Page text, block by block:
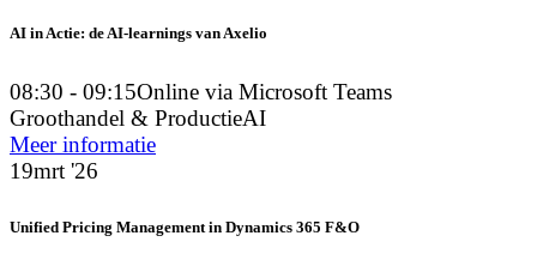
AI in Actie: de AI-learnings van Axelio
08:30 - 09:15Online via Microsoft Teams
Groothandel & ProductieAI
Meer informatie
19mrt '26
Unified Pricing Management in Dynamics 365 F&O